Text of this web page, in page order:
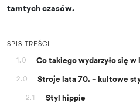
tamtych czasów.
SPIS TREŚCI
1.0
Co takiego wydarzyło się w
2.0 Stroje lata 70. – kultowe
2.1 Styl hippie